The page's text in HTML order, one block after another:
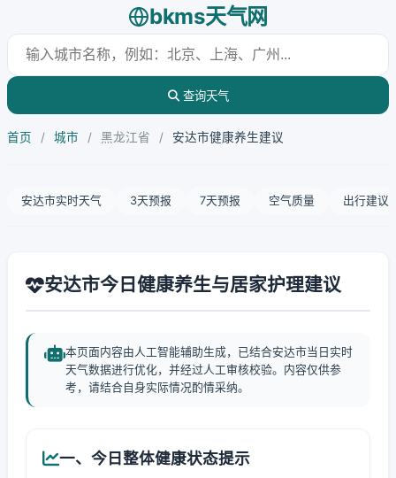
bkms天气网
查询天气
首页 / 城市 / 黑龙江省 / 安达市健康养生建议
安达市实时天气 3天预报 7天预报 空气质量 出行建议
安达市今日健康养生与居家护理建议
本页面内容由人工智能辅助生成，已结合安达市当日实时
天气数据进行优化，并经过人工审核校验。内容仅供参
考，请结合自身实际情况酌情采纳。
一、今日整体健康状态提示